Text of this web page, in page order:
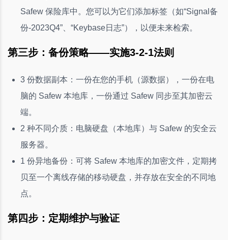
Safew 保险库中。您可以为它们添加标签（如“Signal备
份-2023Q4”、“Keybase日志”），以便未来检索。
第三步：备份策略——实施3-2-1法则
3 份数据副本：一份在您的手机（源数据），一份在电
脑的 Safew 本地库，一份通过 Safew 同步至其加密云
端。
2 种不同介质：电脑硬盘（本地库）与 Safew 的安全云
服务器。
1 份异地备份：可将 Safew 本地库的加密文件，定期拷
贝至一个离线存储的移动硬盘，并存放在安全的不同地
点。
第四步：定期维护与验证